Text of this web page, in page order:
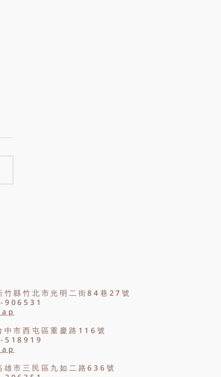
竹縣竹北市光明二街84巷27號
906531
中市西屯區重慶路116號
518919
雄市三民區九如二路636號